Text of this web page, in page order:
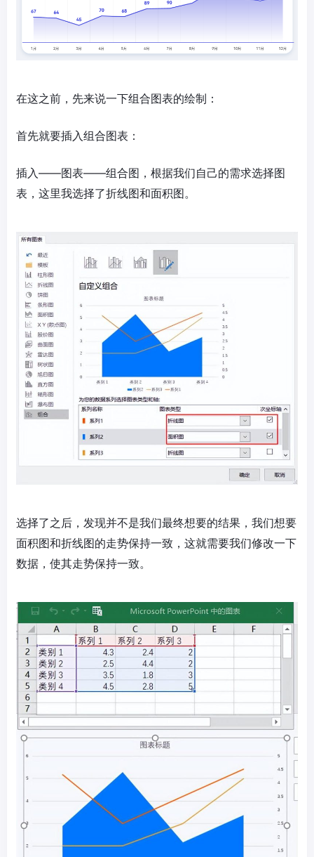
在这之前，先来说一下组合图表的绘制：
首先就要插入组合图表：
插入——图表——组合图，根据我们自己的需求选择图
表，这里我选择了折线图和面积图。
选择了之后，发现并不是我们最终想要的结果，我们想要
面积图和折线图的走势保持一致，这就需要我们修改一下
数据，使其走势保持一致。